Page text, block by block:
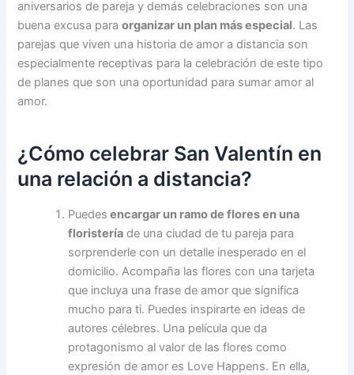
aniversarios de pareja y demás celebraciones son una
buena excusa paraorganizar un plan más especial. Las
parejas que viven una historia de amor a distancia son
especialmente receptivas para la celebración de este tipo
de planes que son una oportunidad para sumar amor al
amor.
¿Cómo celebrar San Valentín en
una relación a distancia?
Puedes encargar un ramo de flores en una
floristería de una ciudad de tu pareja para
sorprenderle con un detalle inesperado en el
domicilio. Acompaña las flores con una tarjeta
que incluya una frase de amor que significa
mucho para ti. Puedes inspirarte en ideas de
autores célebres. Una película que da
protagonismo al valor de las flores como
expresión de amor es Love Happens. En ella,